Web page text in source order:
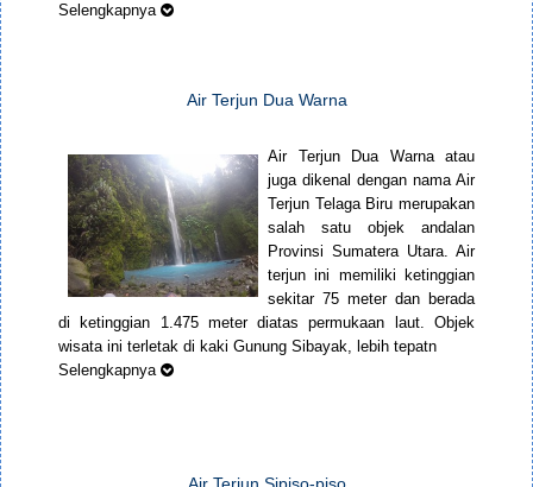
Selengkapnya
Air Terjun Dua Warna
Air Terjun Dua Warna atau
juga dikenal dengan nama Air
Terjun Telaga Biru merupakan
salah satu objek andalan
Provinsi Sumatera Utara. Air
terjun ini memiliki ketinggian
sekitar 75 meter dan berada
di ketinggian 1.475 meter diatas permukaan laut. Objek
wisata ini terletak di kaki Gunung Sibayak, lebih tepatn
Selengkapnya